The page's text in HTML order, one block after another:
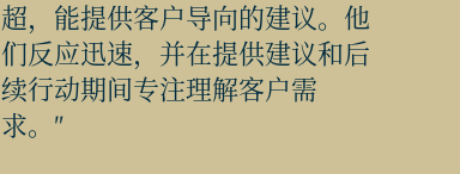
超，能提供客户导向的建议。他
们反应迅速，并在提供建议和后
续行动期间专注理解客户需
求。"